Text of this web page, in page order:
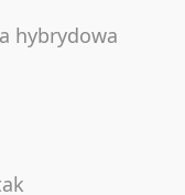
hybrydowa